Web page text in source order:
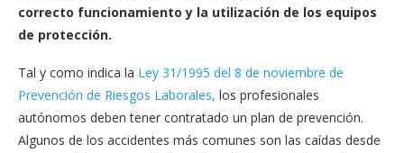
correcto funcionamiento y la utilización de los equipos
de protección.
Tal y como indica la Ley 31/1995 del 8 de noviembre de
Prevención de Riesgos Laborales, los profesionales
autónomos deben tener contratado un plan de prevención.
Algunos de los accidentes más comunes son las caídas desde